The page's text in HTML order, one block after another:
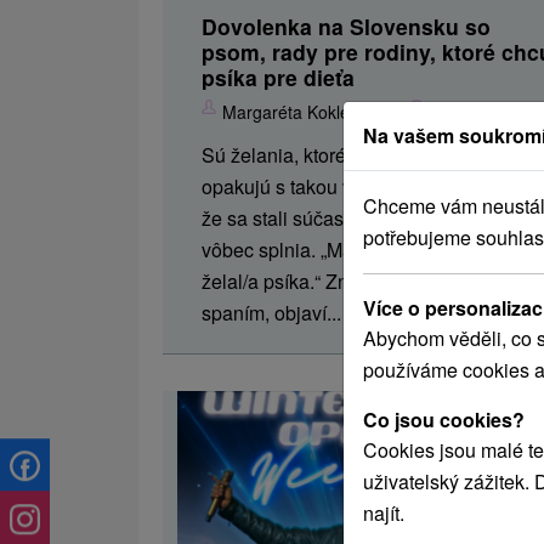
Dovolenka na Slovensku so
psom, rady pre rodiny, ktoré
psíka pre dieťa
Margaréta Koklesová
Sú želania, ktoré sa v detských očiach
opakujú s takou vytrvalosťou, až sa zdá,
že sa stali súčasťou rodiny skôr, než sa
vôbec splnia. „Mami, ocko, ja by som si
želal/a psíka.“ Znie to potichu pred
spaním, objaví...
Na vašem
Chceme vám
potřebujeme
Více o
Abychom věděli, co
používáme cookies
Co jsou cookies?
Cookies jsou malé
uživatelský zážitek.
najít.